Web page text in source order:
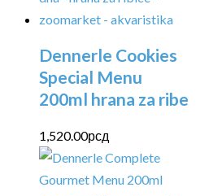
Dennerle Cookies
Special Menu
200ml hrana za ribe
1,520.00рсд